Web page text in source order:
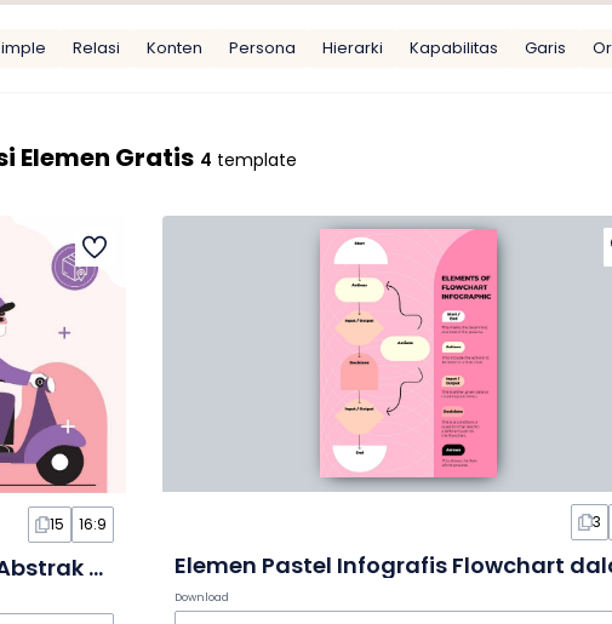
Relasi Konten Persona Hierarki Kapabilitas Garis
Elemen Gratis 4 template
15 16:9
Konsultasi Transportasi Pastel Abstrak dalam Slide
3
Download